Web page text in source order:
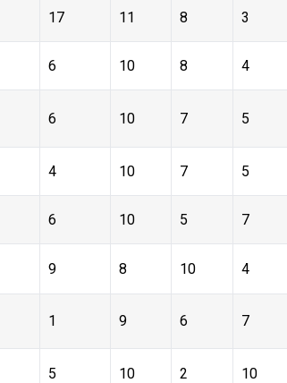
17 11 8 3
6 10 8 4
6 10 7 5
4 10 7 5
6 10 5 7
9 8 10 4
1 9 6 7
5 10 2 10